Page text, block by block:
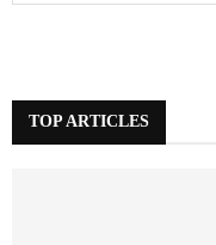
TOP ARTICLES